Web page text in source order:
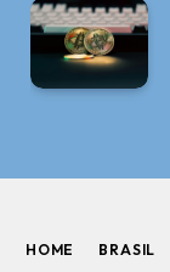
HOME BRASIL